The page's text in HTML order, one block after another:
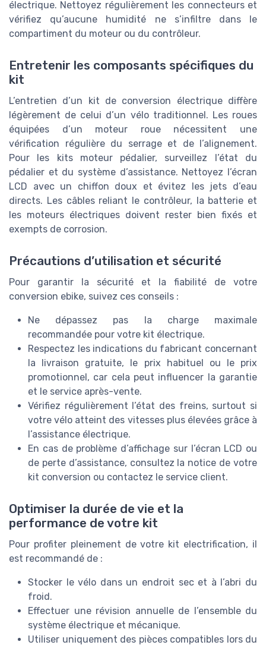
électrique. Nettoyez régulièrement les connecteurs et
vérifiez qu’aucune humidité ne s’infiltre dans le
compartiment du moteur ou du contrôleur.
Entretenir les composants spécifiques du
kit
L’entretien d’un kit de conversion électrique diffère
légèrement de celui d’un vélo traditionnel. Les roues
équipées d’un moteur roue nécessitent une
vérification régulière du serrage et de l’alignement.
Pour les kits moteur pédalier, surveillez l’état du
pédalier et du système d’assistance. Nettoyez l’écran
LCD avec un chiffon doux et évitez les jets d’eau
directs. Les câbles reliant le contrôleur, la batterie et
les moteurs électriques doivent rester bien fixés et
exempts de corrosion.
Précautions d’utilisation et sécurité
Pour garantir la sécurité et la fiabilité de votre
conversion ebike, suivez ces conseils :
Ne dépassez pas la charge maximale
recommandée pour votre kit électrique.
Respectez les indications du fabricant concernant
la livraison gratuite, le prix habituel ou le prix
promotionnel, car cela peut influencer la garantie
et le service après-vente.
Vérifiez régulièrement l’état des freins, surtout si
votre vélo atteint des vitesses plus élevées grâce à
l’assistance électrique.
En cas de problème d’affichage sur l’écran LCD ou
de perte d’assistance, consultez la notice de votre
kit conversion ou contactez le service client.
Optimiser la durée de vie et la
performance de votre kit
Pour profiter pleinement de votre kit electrification, il
est recommandé de :
Stocker le vélo dans un endroit sec et à l’abri du
froid.
Effectuer une révision annuelle de l’ensemble du
système électrique et mécanique.
Utiliser uniquement des pièces compatibles lors du